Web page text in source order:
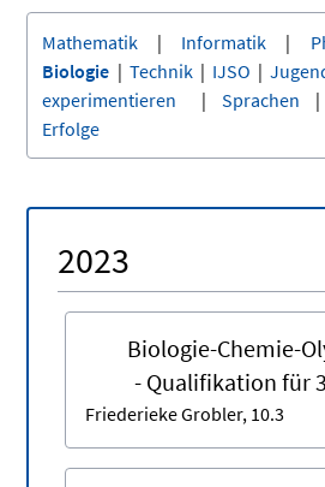
Mathematik | Informatik |
Biologie | Technik| IJSO |
experimentieren | Sprachen |
Erfolge
2023
Biologie-Chemie-
- Qualifikation für
Friederieke Grobler, 10.3